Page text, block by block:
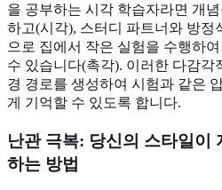
을 공부하는 시각 학습자라면 개
하고(시각), 스터디 파트너와 방정
으로 집에서 작은 실험을 수행하
수 있습니다(촉각). 이러한 다감각
경 경로를 생성하여 시험과 같은
게 기억할 수 있도록 합니다.
난관 극복: 당신의 스타일이
하는 방법